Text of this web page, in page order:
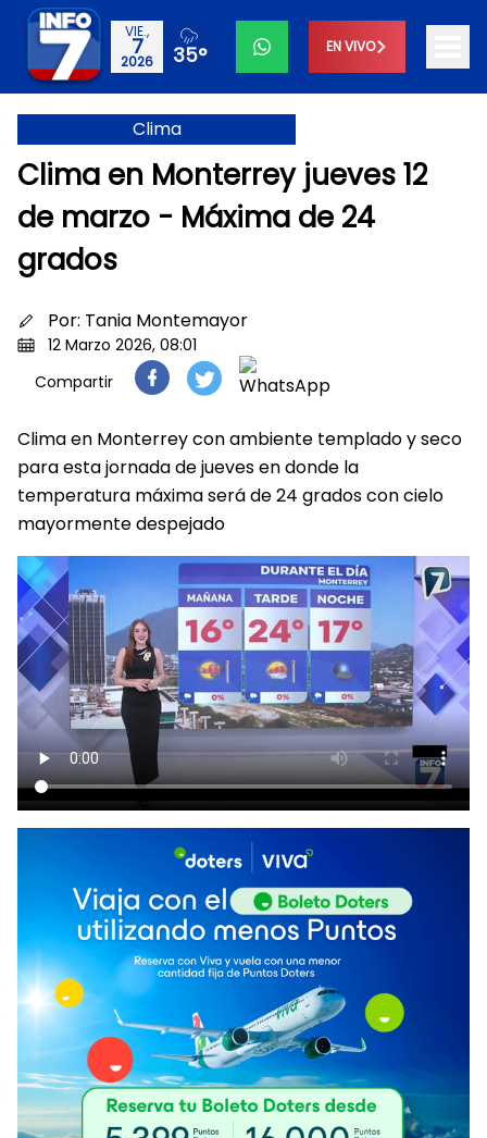
VIE.,
7
2026 35° EN VIVO
Clima
Clima en Monterrey jueves 12
de marzo - Máxima de 24
grados
Por: Tania Montemayor
12 Marzo 2026, 08:01
Compartir
Clima en Monterrey con ambiente templado y seco
para esta jornada de jueves en donde la
temperatura máxima será de 24 grados con cielo
mayormente despejado